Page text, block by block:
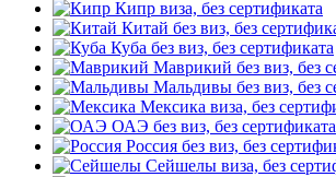
Кипр виза, без сертификата
Китай без виз, без
Куба без виз, без сертификата
Маврикий без виз, без
Мальдивы без виз, без
Мексика виза, без
ОАЭ без виз, без сертификата
Россия без виз, без
Сейшелы виза, без